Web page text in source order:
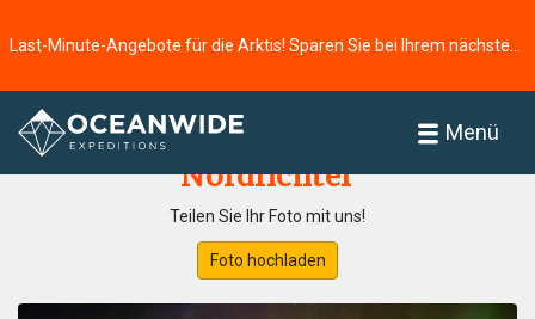
Menü
Startseite
Nordlichter
Teilen Sie Ihr Foto mit uns!
Foto hochladen